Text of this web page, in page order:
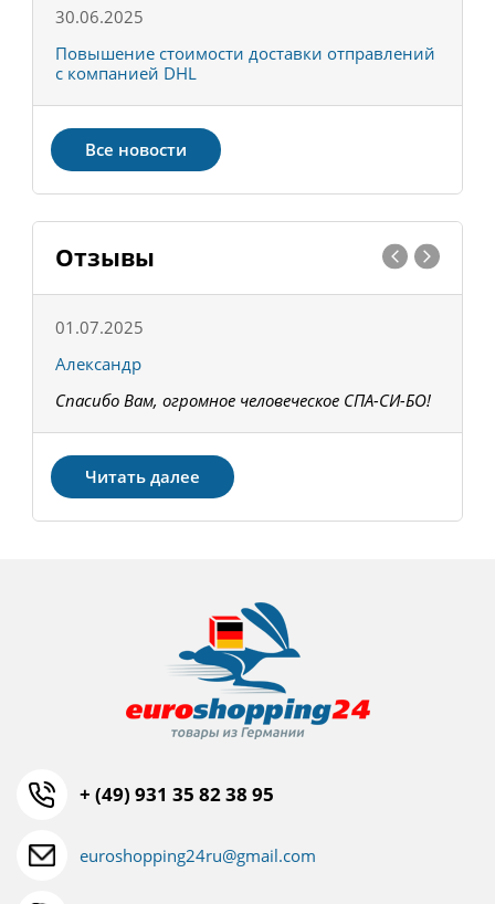
30.06.2025
Повышение стоимости доставки отправлений
с компанией DHL
Все новости
Отзывы
01.07.2025
Александр
Спасибо Вам, огромное человеческое СПА-СИ-БО!
Читать далее
+ (49) 931 35 82 38 95
euroshopping24ru@gmail.com